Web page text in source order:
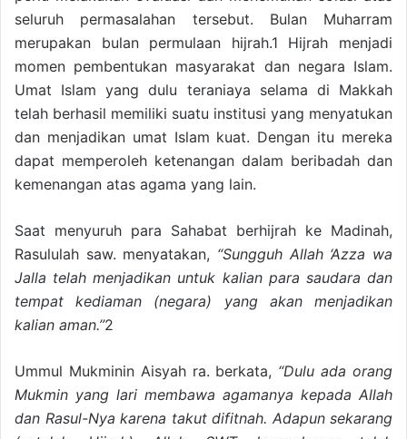
seluruh permasalahan tersebut. Bulan Muharram
merupakan bulan permulaan hijrah.1 Hijrah menjadi
momen pembentukan masyarakat dan negara Islam.
Umat Islam yang dulu teraniaya selama di Makkah
telah berhasil memiliki suatu institusi yang menyatukan
dan menjadikan umat Islam kuat. Dengan itu mereka
dapat memperoleh ketenangan dalam beribadah dan
kemenangan atas agama yang lain.
Saat menyuruh para Sahabat berhijrah ke Madinah,
Rasululah saw. menyatakan, “Sungguh Allah ‘Azza wa
Jalla telah menjadikan untuk kalian para saudara dan
tempat kediaman (negara) yang akan menjadikan
kalian aman.”2
Ummul Mukminin Aisyah ra. berkata, “Dulu ada orang
Mukmin yang lari membawa agamanya kepada Allah
dan Rasul-Nya karena takut difitnah. Adapun sekarang